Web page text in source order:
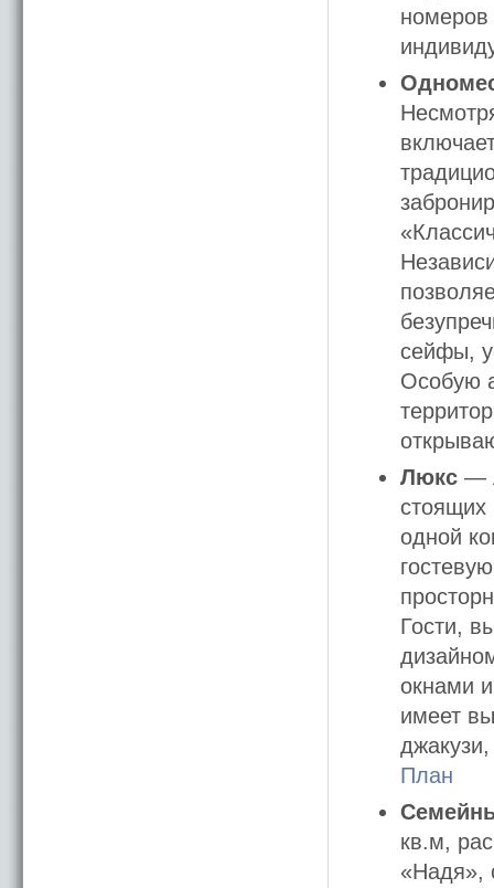
номеров
сейфы,
Особую
Люкс —
стоящих
одной
Гости,
окнами
имеет
План
кв.м,
«Надя»,